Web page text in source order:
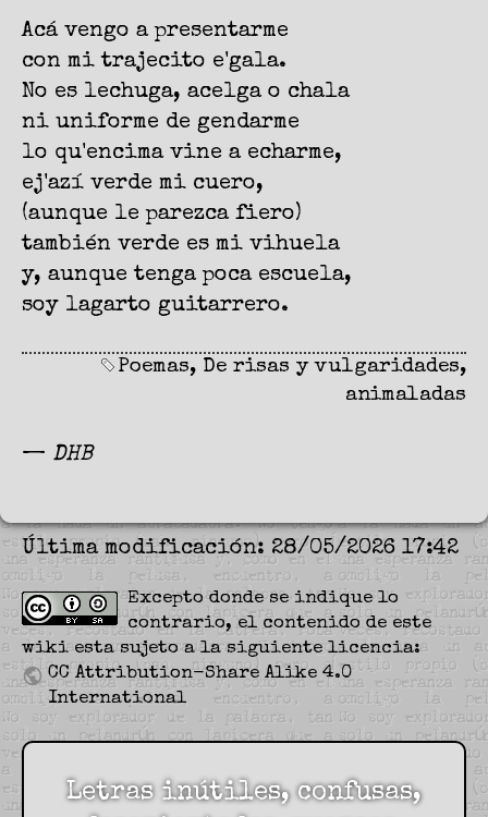
Acá vengo a presentarme
con mi trajecito e'gala.
No es lechuga, acelga o chala
ni uniforme de gendarme
lo qu'encima vine a echarme,
ej'azí verde mi cuero,
(aunque le parezca fiero)
también verde es mi vihuela
y, aunque tenga poca escuela,
soy lagarto guitarrero.
Poemas, De risas y vulgaridades,
animaladas
— DHB
Última modificación: 28/05/2026 17:42
Excepto donde se indique lo
contrario, el contenido de este
wiki esta sujeto a la siguiente licencia:
CC Attribution-Share Alike 4.0
International
Letras inútiles, confusas,